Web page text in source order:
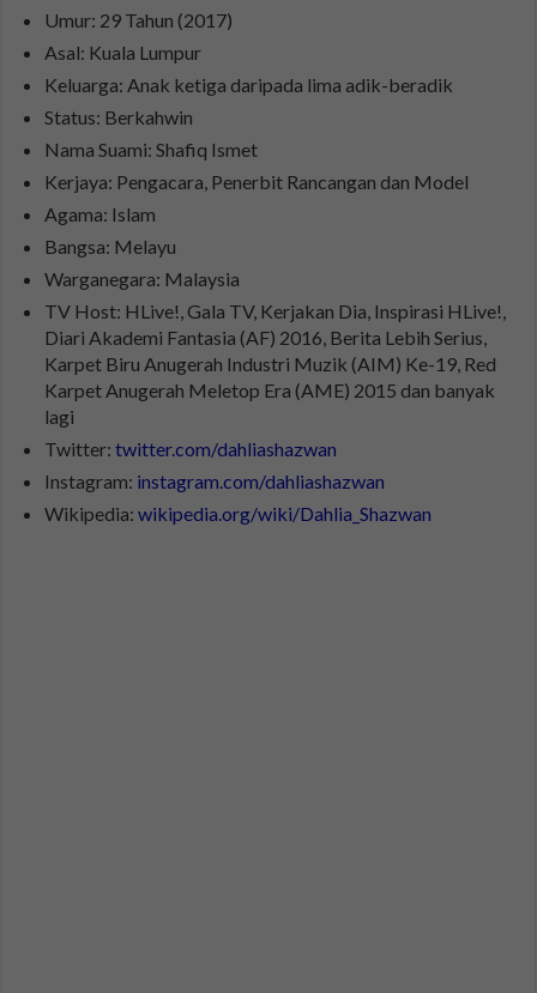
Umur: 29 Tahun (2017)
Asal: Kuala Lumpur
Keluarga: Anak ketiga daripada lima adik-beradik
Status: Berkahwin
Nama Suami: Shafiq Ismet
Kerjaya: Pengacara, Penerbit Rancangan dan Model
Agama: Islam
Bangsa: Melayu
Warganegara: Malaysia
TV Host: HLive!, Gala TV, Kerjakan Dia, Inspirasi HLive!,
Diari Akademi Fantasia (AF) 2016, Berita Lebih Serius,
Karpet Biru Anugerah Industri Muzik (AIM) Ke-19, Red
Karpet Anugerah Meletop Era (AME) 2015 dan banyak
lagi
Twitter:twitter.com/dahliashazwan
Instagram: instagram.com/dahliashazwan
Wikipedia:wikipedia.org/wiki/Dahlia_Shazwan